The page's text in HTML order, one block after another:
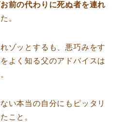
前の代わりに死ぬ者を連れ
。
ゾッとするも、悪巧みをす
よく知る父のアドバイスは
い本当の自分にもピッタリ
こと。